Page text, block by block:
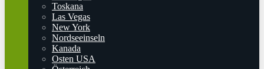
Toskana
Las Vegas
New York
Nordseeinseln
Kanada
Osten USA